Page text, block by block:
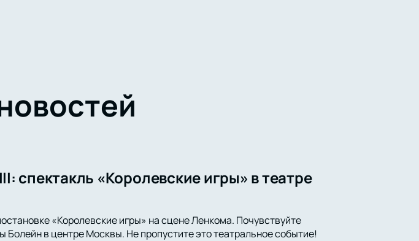
спектакль «Королевские игры» в театре
«Королевские игры» на сцене Ленкома. Почувствуйте
Болейн в центре Москвы. Не пропустите это театральное событие!